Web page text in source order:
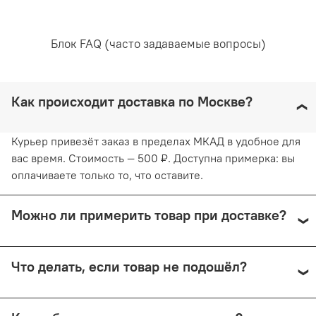
Блок FAQ (часто задаваемые вопросы)
Как происходит доставка по Москве?
Курьер привезёт заказ в пределах МКАД в удобное для
вас время. Стоимость — 500 ₽. Доступна примерка: вы
оплачиваете только то, что оставите.
Можно ли примерить товар при доставке?
СДЭК с примеркой. Первые 15 минут — бесплатно.
Что делать, если товар не подошёл?